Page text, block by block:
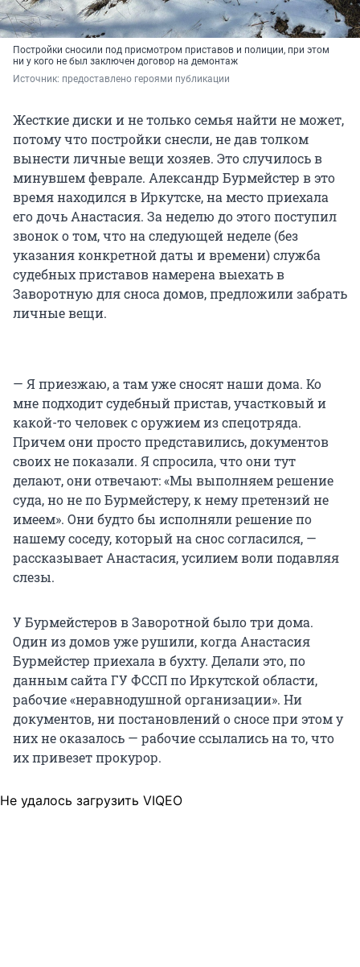
Постройки сносили под присмотром приставов и полиции, при этом
ни у кого не был заключен договор на демонтаж
Источник: предоставлено героями публикации
Жесткие диски и не только семья найти не может,
потому что постройки снесли, не дав толком
вынести личные вещи хозяев. Это случилось в
минувшем феврале. Александр Бурмейстер в это
время находился в Иркутске, на место приехала
его дочь Анастасия. За неделю до этого поступил
звонок о том, что на следующей неделе (без
указания конкретной даты и времени) служба
судебных приставов намерена выехать в
Заворотную для сноса домов, предложили забрать
личные вещи.
— Я приезжаю, а там уже сносят наши дома. Ко
мне подходит судебный пристав, участковый и
какой-то человек с оружием из спецотряда.
Причем они просто представились, документов
своих не показали. Я спросила, что они тут
делают, они отвечают: «Мы выполняем решение
суда, но не по Бурмейстеру, к нему претензий не
имеем». Они будто бы исполняли решение по
нашему соседу, который на снос согласился, —
рассказывает Анастасия, усилием воли подавляя
слезы.
У Бурмейстеров в Заворотной было три дома.
Один из домов уже рушили, когда Анастасия
Бурмейстер приехала в бухту. Делали это, по
данным сайта ГУ ФССП по Иркутской области,
рабочие «неравнодушной организации». Ни
документов, ни постановлений о сносе при этом у
них не оказалось — рабочие ссылались на то, что
их привезет прокурор.
Не удалось загрузить VIQEO